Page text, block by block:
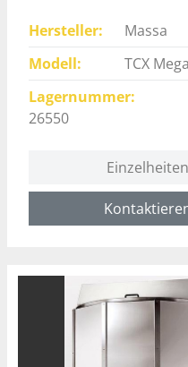
Hersteller
Massa
Modell
TCX
Lagernummer
26550
Einzelheiten